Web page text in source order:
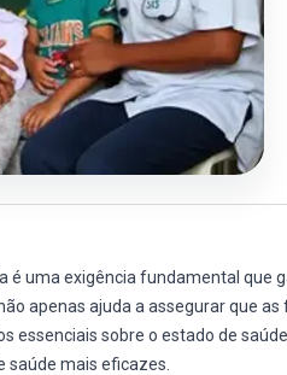
é uma exigência fundamental que
apenas ajuda a assegurar que
essenciais sobre o estado de
saúde mais eficazes.